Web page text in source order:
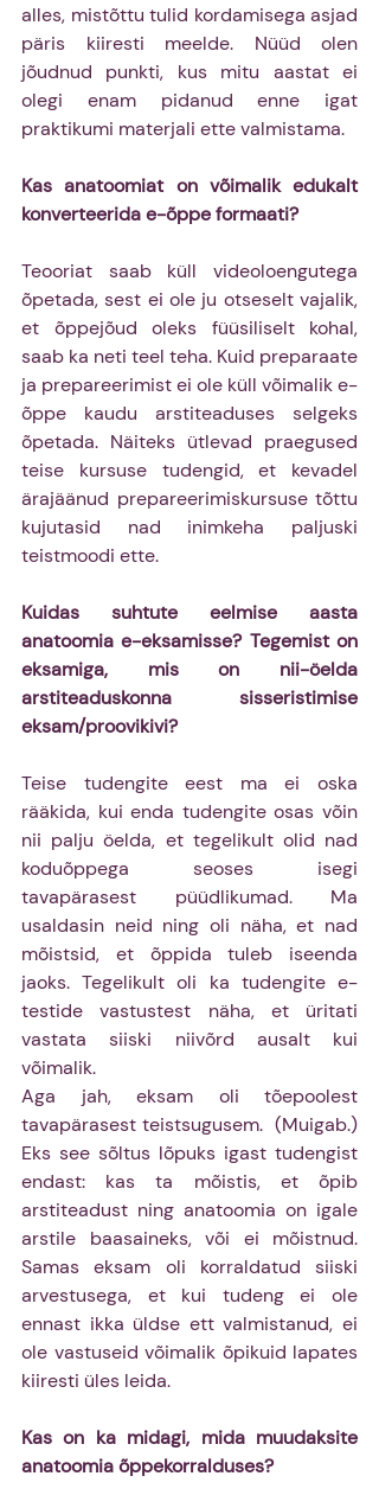
alles, mistõttu tulid kordamisega asjad
päris kiiresti meelde. Nüüd olen
jõudnud punkti, kus mitu aastat ei
olegi enam pidanud enne igat
praktikumi materjali ette valmistama.
Kas anatoomiat on võimalik edukalt
konverteerida e-õppe formaati?
Teooriat saab küll videoloengutega
õpetada, sest ei ole ju otseselt vajalik,
et õppejõud oleks füüsiliselt kohal,
saab ka neti teel teha. Kuid preparaate
ja prepareerimist ei ole küll võimalik e-
õppe kaudu arstiteaduses selgeks
õpetada. Näiteks ütlevad praegused
teise kursuse tudengid, et kevadel
ärajäänud prepareerimiskursuse tõttu
kujutasid nad inimkeha paljuski
teistmoodi ette.
Kuidas suhtute eelmise aasta
anatoomia e-eksamisse? Tegemist on
eksamiga, mis on nii-öelda
arstiteaduskonna sisseristimise
eksam/proovikivi?
Teise tudengite eest ma ei oska
rääkida, kui enda tudengite osas võin
nii palju öelda, et tegelikult olid nad
koduõppega seoses isegi
tavapärasest püüdlikumad. Ma
usaldasin neid ning oli näha, et nad
mõistsid, et õppida tuleb iseenda
jaoks. Tegelikult oli ka tudengite e-
testide vastustest näha, et üritati
vastata siiski niivõrd ausalt kui
võimalik.
Aga jah, eksam oli tõepoolest
tavapärasest teistsugusem.  (Muigab.)
Eks see sõltus lõpuks igast tudengist
endast: kas ta mõistis, et õpib
arstiteadust ning anatoomia on igale
arstile baasaineks, või ei mõistnud.
Samas eksam oli korraldatud siiski
arvestusega, et kui tudeng ei ole
ennast ikka üldse ett valmistanud, ei
ole vastuseid võimalik õpikuid lapates
kiiresti üles leida.
Kas on ka midagi, mida muudaksite
anatoomia õppekorralduses?